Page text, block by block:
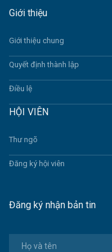
Giới thiệu
Giới thiệu chung
Quyết định thành lập
Điều lệ
HỘI VIÊN
Thư ngõ
Đăng ký hội viên
Đăng ký nhận bản tin